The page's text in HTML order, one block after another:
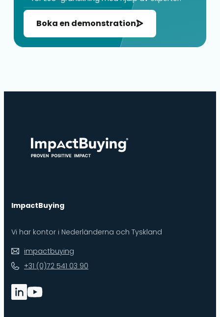
Boka en demonstration
ImpactBuying
Vi har kontor i Nederländerna och Tyskland
impactbuying
+31 (0)72 541 03 90